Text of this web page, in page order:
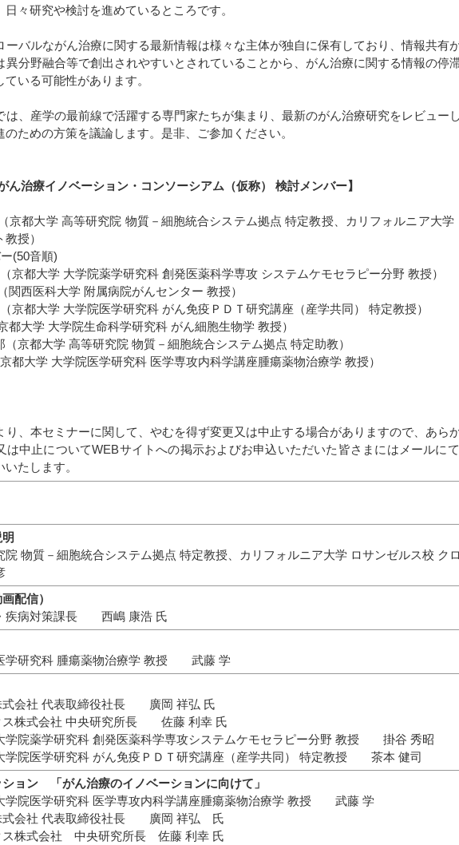
日々研究や検討を進めているところです。
ーバルながん治療に関する最新情報は様々な主体が独自に保有しており、情報共有
異分野融合等で創出されやすいとされていることから、がん治療に関する情報の停
ている可能性があります。
は、産学の最前線で活躍する専門家たちが集まり、最新のがん治療研究をレビュー
のための方策を議論します。是非、ご参加ください。
ん治療イノベーション・コンソーシアム（仮称） 検討メンバー】
京都大学 高等研究院 物質－細胞統合システム拠点 特定教授、カリフォルニア大学
授）
(50音順)
（京都大学 大学院薬学研究科 創発医薬科学専攻 システムケモセラピー分野 教授）
関西医科大学 附属病院がんセンター 教授）
（京都大学 大学院医学研究科 がん免疫ＰＤＴ研究講座（産学共同） 特定教授）
都大学 大学院生命科学研究科 がん細胞生物学 教授）
（京都大学 高等研究院 物質－細胞統合システム拠点 特定助教）
京都大学 大学院医学研究科 医学専攻内科学講座腫瘍薬物治療学 教授）
、本セミナーに関して、やむを得ず変更又は中止する場合がありますので、あら
は中止についてWEBサイトへの掲示およびお申込いただいた皆さまにはメールに
たします。
院 物質－細胞統合システム拠点 特定教授、カリフォルニア大学 ロサンゼルス校 ク
配信）
疾病対策課長 西嶋 康浩 氏
学研究科 腫瘍薬物治療学 教授 武藤 学
式会社 代表取締役社長 廣岡 祥弘 氏
ス株式会社 中央研究所長 佐藤 利幸 氏
学院薬学研究科 創発医薬科学専攻システムケモセラピー分野 教授 掛谷 秀昭
学院医学研究科 がん免疫ＰＤＴ研究講座（産学共同） 特定教授 茶本 健司
ョン 「がん治療のイノベーションに向けて」
学院医学研究科 医学専攻内科学講座腫瘍薬物治療学 教授 武藤 学
株式会社 代表取締役社長 廣岡 祥弘 氏
ス株式会社 中央研究所長 佐藤 利幸 氏